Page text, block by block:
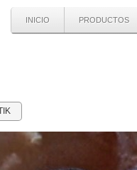
INICIO PRODUCTOS